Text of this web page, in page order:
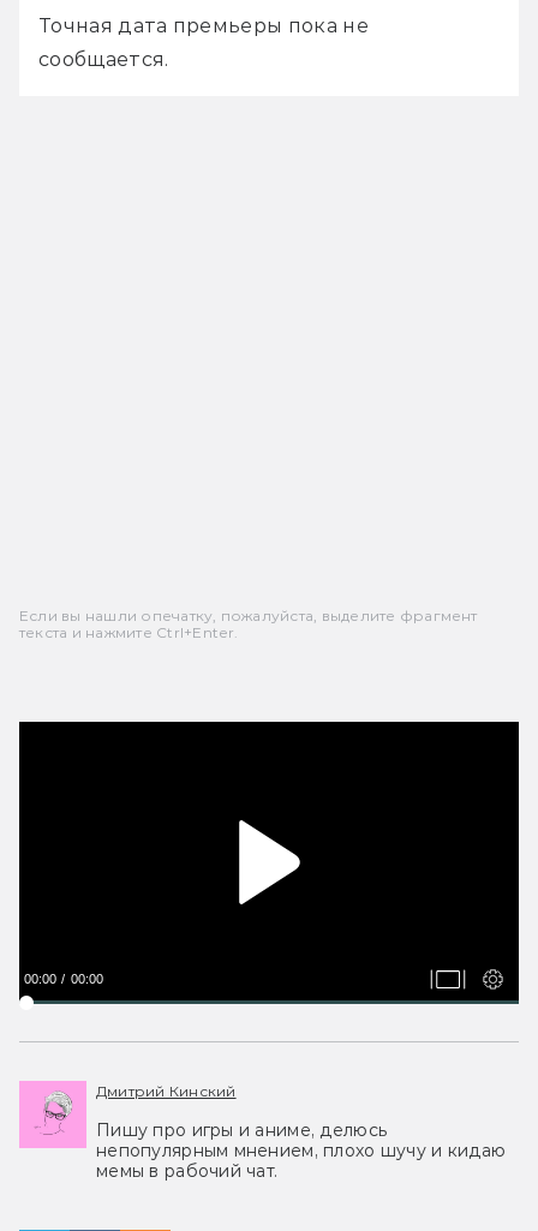
Точная дата премьеры пока не
сообщается.
Если вы нашли опечатку, пожалуйста, выделите фрагмент
текста и нажмите Ctrl+Enter.
00:00 00:00
Дмитрий Кинский
Пишу про игры и аниме, делюсь
непопулярным мнением, плохо шучу и кидаю
мемы в рабочий чат.